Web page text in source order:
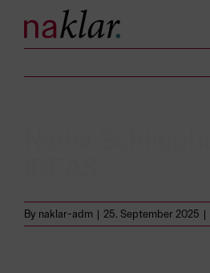
content
By naklar-adm | 25. September 2025 |